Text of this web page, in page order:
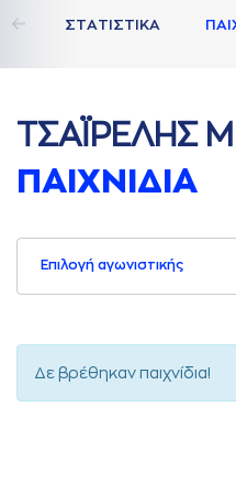
ΣΤAΤΙΣΤΙΚA
ΤΣAΪΡΕΛΗΣ
ΠAΙΧΝΙΔΙA
Επιλογή αγωνιστικής
Δε βρέθηκαν παιχνίδια!